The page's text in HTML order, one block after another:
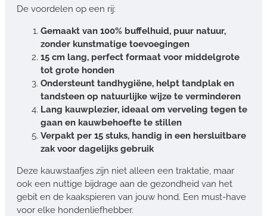
De voordelen op een rij:
Gemaakt van 100% buffelhuid, puur natuur,
zonder kunstmatige toevoegingen
15 cm lang, perfect formaat voor middelgrote
tot grote honden
Ondersteunt tandhygiëne, helpt tandplak en
tandsteen op natuurlijke wijze te verminderen
Lang kauwplezier, ideaal om verveling tegen te
gaan en kauwbehoefte te stillen
Verpakt per 15 stuks, handig in een hersluitbare
zak voor dagelijks gebruik
Deze kauwstaafjes zijn niet alleen een traktatie, maar
ook een nuttige bijdrage aan de gezondheid van het
gebit en de kaakspieren van jouw hond. Een must-have
voor elke hondenliefhebber.